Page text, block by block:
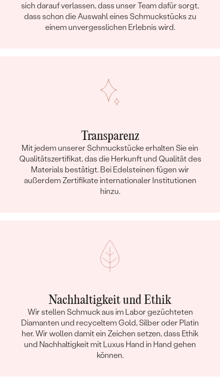
sich darauf verlassen, dass unser Team dafür sorgt,
dass schon die Auswahl eines Schmuckstücks zu
einem unvergesslichen Erlebnis wird.
Transparenz
Mit jedem unserer Schmuckstücke erhalten Sie ein
Qualitätszertifikat, das die Herkunft und Qualität des
Materials bestätigt. Bei Edelsteinen fügen wir
außerdem Zertifikate internationaler Institutionen
hinzu.
Nachhaltigkeit und Ethik
Wir stellen Schmuck aus im Labor gezüchteten
Diamanten und recyceltem Gold, Silber oder Platin
her. Wir wollen damit ein Zeichen setzen, dass Ethik
und Nachhaltigkeit mit Luxus Hand in Hand gehen
können.